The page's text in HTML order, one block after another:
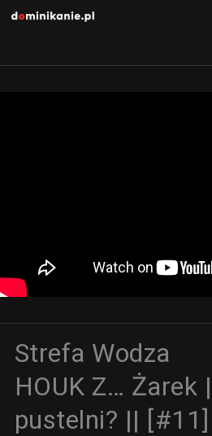
Strefa Wodza
HOUK Z… Żarek
pustelni? || [#11]